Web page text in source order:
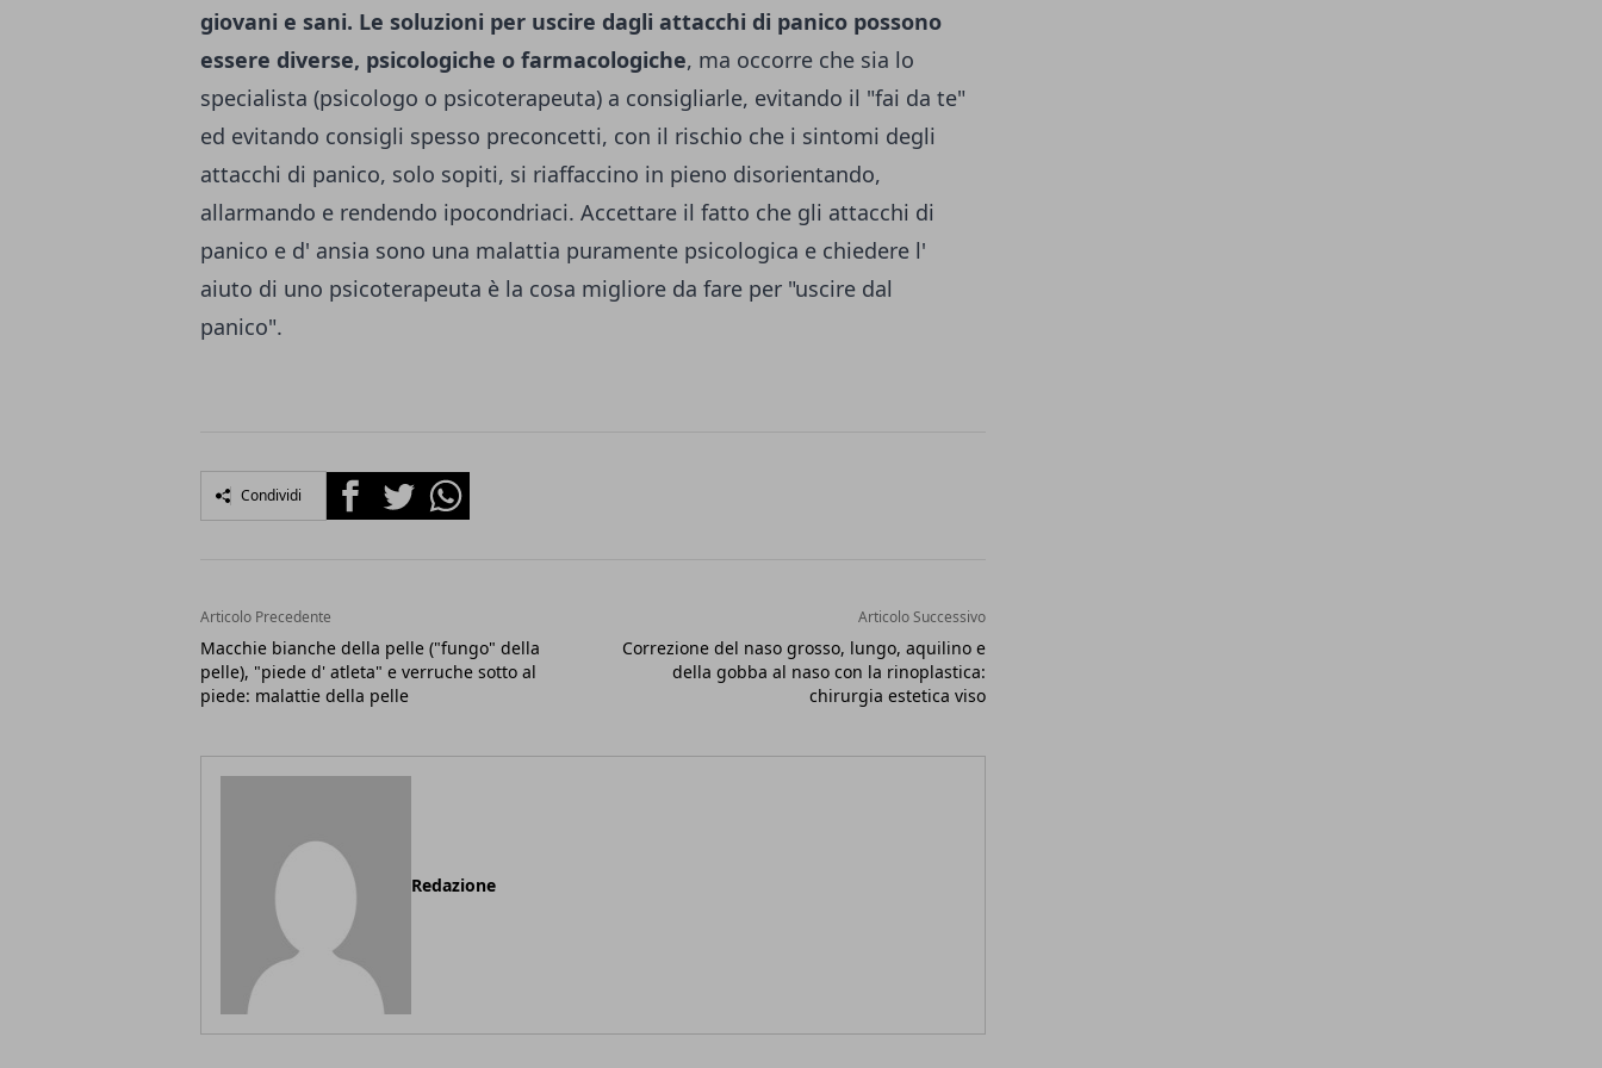
giovani e sani. Le soluzioni per uscire dagli attacchi di panico possono
essere diverse, psicologiche o farmacologiche, ma occorre che sia lo
specialista (psicologo o psicoterapeuta) a consigliarle, evitando il "fai da te"
ed evitando con­sigli spesso preconcetti, con il rischio che i sintomi degli
attacchi di panico, solo sopiti, si riaffacci­no in pieno disorientando,
allarman­do e rendendo ipocondriaci. Accettare il fatto che gli attacchi di
panico e d' ansia sono una malattia puramente psicologica e chiedere l'
aiuto di uno psicoterapeuta è la cosa migliore da fare per "uscire dal
panico".
Condividi FacebookTwitterWhatsapp
Articolo Precedente
Macchie bianche della pelle ("fungo" della
pelle), "piede d' atleta" e verruche sotto al
piede: malattie della pelle
Articolo Successivo
Correzione del naso grosso, lungo, aquilino e
della gobba al naso con la rinoplastica:
chirurgia estetica viso
Redazione